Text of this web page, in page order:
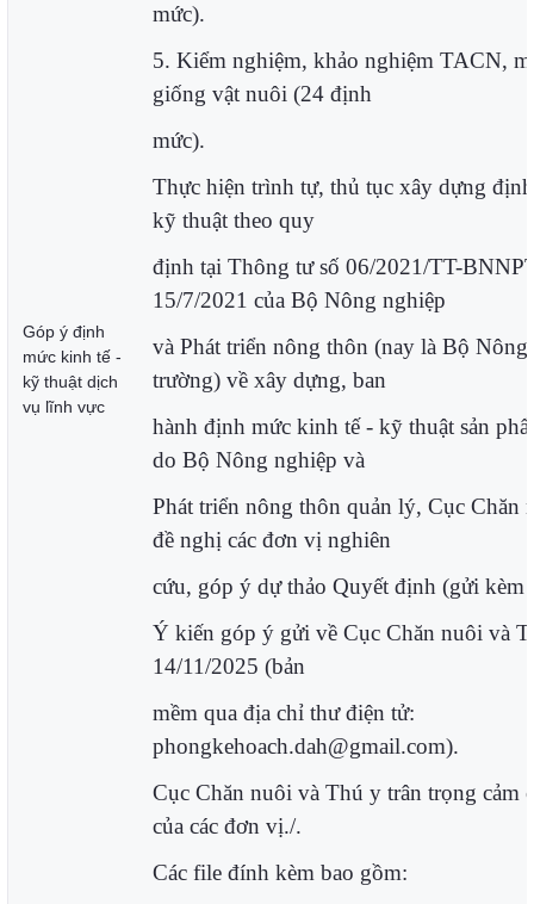
Góp ý định
mức kinh tế -
kỹ thuật dịch
vụ lĩnh vực
mức).
5. Kiểm nghiệm, khảo nghiệm TACN,
giống vật nuôi (24 định
mức).
Thực hiện trình tự, thủ tục xây dựng
kỹ thuật theo quy
định tại Thông tư số 06/2021/TT-
15/7/2021 của Bộ Nông nghiệp
và Phát triển nông thôn (nay là Bộ
trường) về xây dựng, ban
hành định mức kinh tế - kỹ thuật sản
do Bộ Nông nghiệp và
Phát triển nông thôn quản lý, Cục Chăn
đề nghị các đơn vị nghiên
cứu, góp ý dự thảo Quyết định (gửi kèm
Ý kiến góp ý gửi về Cục Chăn nuôi và
14/11/2025 (bản
mềm qua địa chỉ thư điện tử:
phongkehoach.dah@gmail.com).
Cục Chăn nuôi và Thú y trân trọng cảm
của các đơn vị./.
Các file đính kèm bao gồm: